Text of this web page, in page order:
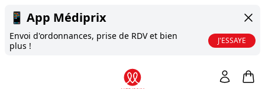
📱 App Médiprix
Envoi d'ordonnances, prise de RDV et bien
plus !
J'ESSAYE